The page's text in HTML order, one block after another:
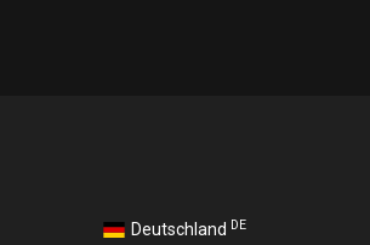
Deutschland DE